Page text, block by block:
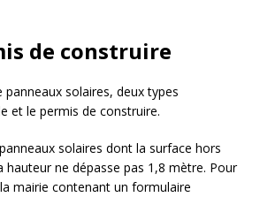
de construire
solaires, deux types
et le permis de construire.
solaires dont la surface hors
ne dépasse pas 1,8 mètre. Pour
mairie contenant un formulaire